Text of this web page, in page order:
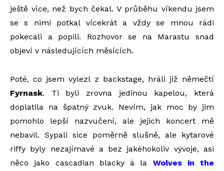
ještě více, než bych čekal. V průběhu víkendu jsem
se s nimi potkal vícekrát a vždy se mnou rádi
pokecali a popili. Rozhovor se na Marastu snad
objeví v následujících měsících.
Poté, co jsem vylezl z backstage, hráli již němečtí
Fyrnask. Ti byli zrovna jedinou kapelou, která
doplatila na špatný zvuk. Nevím, jak moc by jim
pomohlo lepší nazvučení, ale jejich koncert mě
nebavil. Sypali sice poměrně slušně, ale kytarové
riffy byly nezajímavé a bez jakéhokoliv vývoje, asi
něco jako cascadian blacky á la Wolves in the